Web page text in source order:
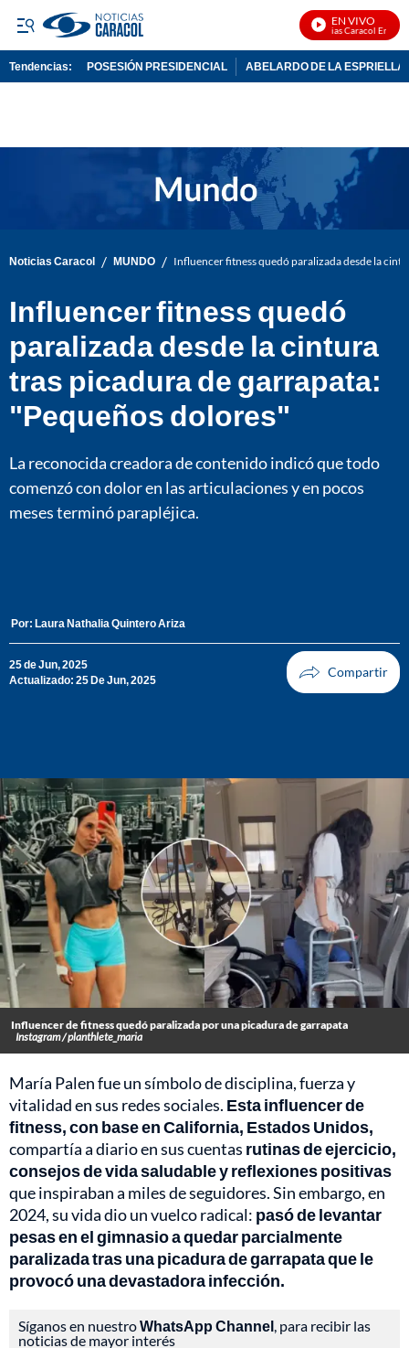
EN VIVO
Noticias Caracol En Vivo
Tendencias: POSESIÓN PRESIDENCIAL ABELARDO DE LA ESPRIELLA
Noticias Caracol / MUNDO / Influencer fitness quedó paralizada desde la
Influencer fitness quedó
paralizada desde la cintura
tras picadura de garrapata:
"Pequeños dolores"
La reconocida creadora de contenido indicó que todo
comenzó con dolor en las articulaciones y en pocos
meses terminó parapléjica.
Por: Laura Nathalia Quintero Ariza
25 de Jun, 2025
Actualizado: 25 De Jun, 2025
Influencer de fitness quedó paralizada por una picadura de garrapata
Instagram / planthlete_maria
María Palen fue un símbolo de disciplina, fuerza y
vitalidad en sus redes sociales. Esta influencer de
fitness, con base en California, Estados Unidos,
compartía a diario en sus cuentas rutinas de ejercicio,
consejos de vida saludable y reflexiones positivas
que inspiraban a miles de seguidores. Sin embargo, en
2024, su vida dio un vuelco radical: pasó de levantar
pesas en el gimnasio a quedar parcialmente
paralizada tras una picadura de garrapata que le
provocó una devastadora infección.
Síganos en nuestroWhatsApp Channel, para recibir las
noticias de mayor interés